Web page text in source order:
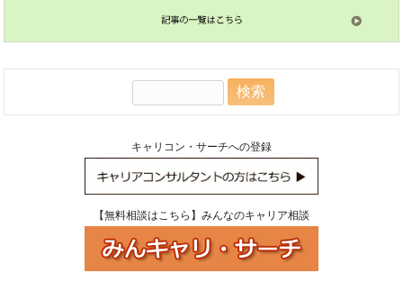
キャリコン・サーチへの登録
【無料相談はこちら】みんなのキャリア相談